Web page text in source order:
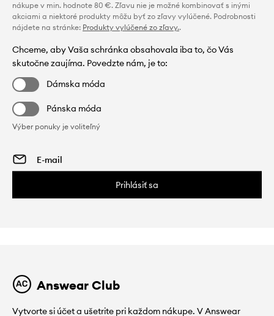
nákupe v min. hodnote 80 €. Zľavu nie je možné kombinovať s inými
akciami a niektoré produkty môžu byť zo zľavy vylúčené. Podrobnosti
nájdete na stránke: Produkty vylúčené zo zľavy..
Chceme, aby Vaša schránka obsahovala iba to, čo Vás
skutočne zaujíma. Povedzte nám, je to:
Dámska móda
Pánska móda
Výber ponuky je voliteľný
Prihlásiť sa
Answear Club
Vytvorte si účet a ušetrite pri každom nákupe. V Answear